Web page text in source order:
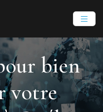
bien
votre